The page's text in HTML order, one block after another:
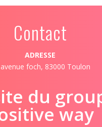
Contact
ADRESSE
foch, 83000 Toulon
du
way